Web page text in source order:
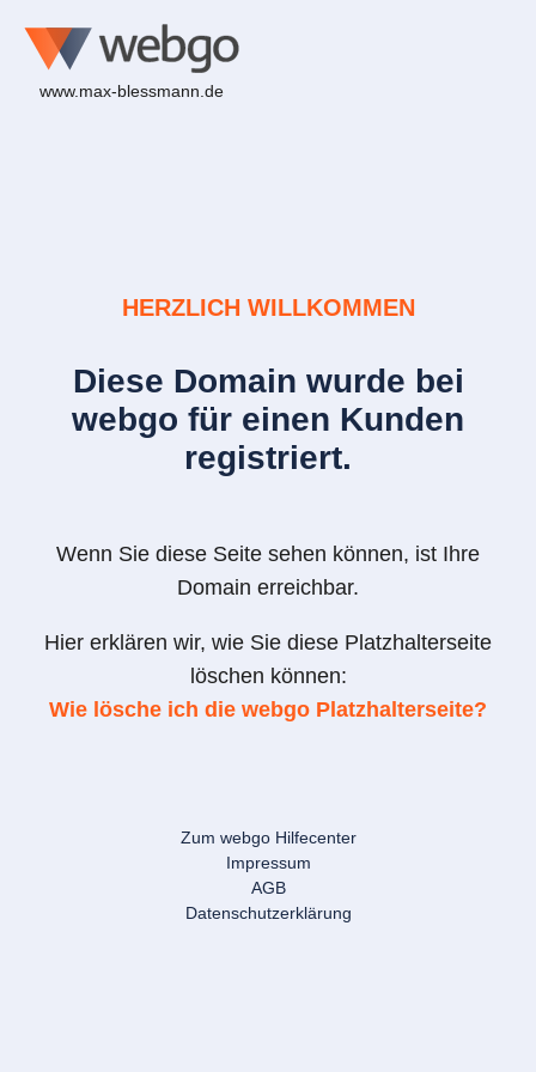
www.max-blessmann.de
HERZLICH WILLKOMMEN
Diese Domain wurde bei
webgo für einen Kunden
registriert.
Wenn Sie diese Seite sehen können, ist Ihre
Domain erreichbar.
Hier erklären wir, wie Sie diese Platzhalterseite
löschen können:
Wie lösche ich die webgo Platzhalterseite?
Zum webgo Hilfecenter
Impressum
AGB
Datenschutzerklärung